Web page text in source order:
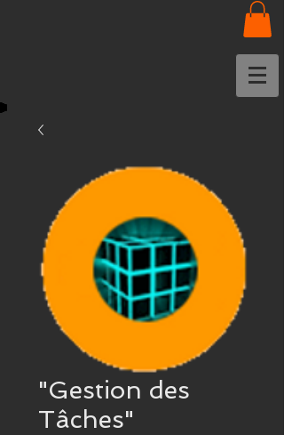
"Gestion des
Tâches"